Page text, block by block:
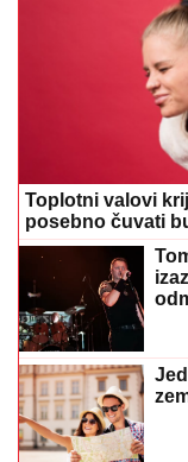
Toplotni valovi
posebno čuvati